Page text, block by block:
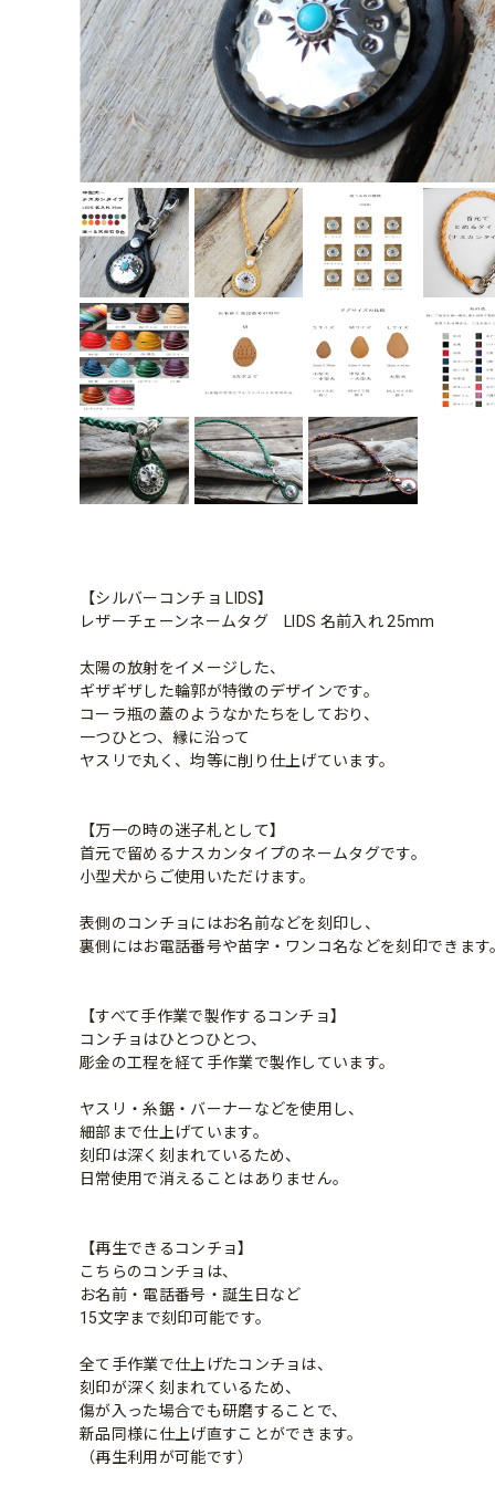
【シルバーコンチョ LIDS】
レザーチェーンネームタグ LIDS 名前入れ 25mm
太陽の放射をイメージした、
ギザギザした輪郭が特徴のデザインです。
コーラ瓶の蓋のようなかたちをしており、
一つひとつ、縁に沿って
ヤスリで丸く、均等に削り仕上げています。
【万一の時の迷子札として】
首元で留めるナスカンタイプのネームタグです。
小型犬からご使用いただけます。
表側のコンチョにはお名前などを刻印し、
裏側にはお電話番号や苗字・ワンコ名などを刻印できます
【すべて手作業で製作するコンチョ】
コンチョはひとつひとつ、
彫金の工程を経て手作業で製作しています。
ヤスリ・糸鋸・バーナーなどを使用し、
細部まで仕上げています。
刻印は深く刻まれているため、
日常使用で消えることはありません。
【再生できるコンチョ】
こちらのコンチョは、
お名前・電話番号・誕生日など
15文字まで刻印可能です。
全て手作業で仕上げたコンチョは、
刻印が深く刻まれているため、
傷が入った場合でも研磨することで、
新品同様に仕上げ直すことができます。
（再生利用が可能です）